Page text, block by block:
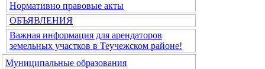
Нормативно правовые акты
ОБЪЯВЛЕНИЯ
Важная информация для арендаторов
земельных участков в Теучежском районе!
Муниципальные образования